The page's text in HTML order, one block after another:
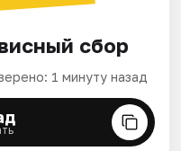
сбор
1 минуту назад